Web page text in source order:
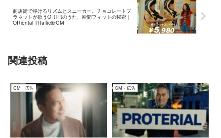
商店街で弾けるリズムとスニーカー。チョコレートプ
ラネットが歌うORTRのうた、瞬間フィットの秘密｜
ORiental TRaffic新CM
関連投稿
CM・広告 CM・広告